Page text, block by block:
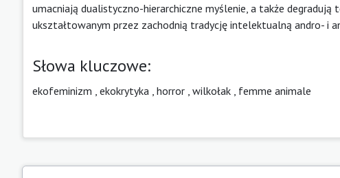
umacniają dualistyczno-hierarchiczne myślenie, a także
ukształtowanym przez zachodnią tradycję intelektualną andro- i
Słowa kluczowe:
ekofeminizm ekokrytyka horror wilkołak femme animale